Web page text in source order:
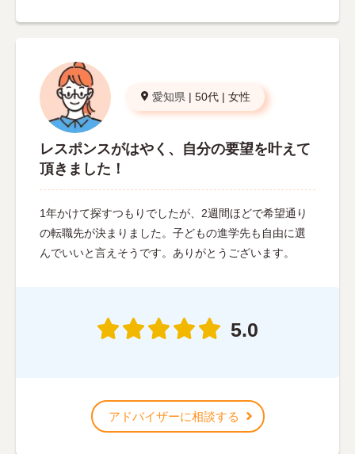
愛知県 | 50代 | 女性
レスポンスがはやく、自分の要望を叶えて
頂きました！
1年かけて探すつもりでしたが、2週間ほどで希望通り
の転職先が決まりました。子どもの進学先も自由に選
んでいいと言えそうです。ありがとうございます。
5.0
アドバイザーに相談する